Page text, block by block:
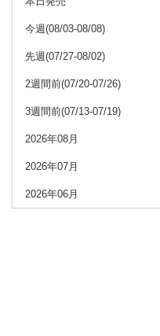
今週(08/03-08/08)
先週(07/27-08/02)
2週間前(07/20-07/26)
3週間前(07/13-07/19)
2026年08月
2026年07月
2026年06月